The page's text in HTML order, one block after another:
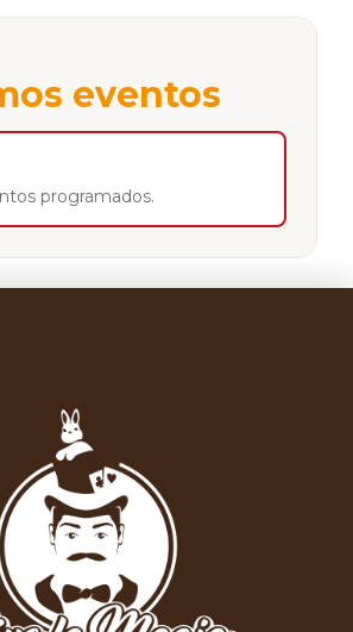
eventos
programados.